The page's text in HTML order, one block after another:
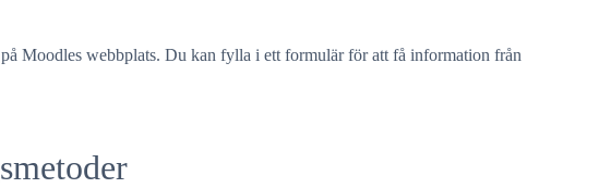
Moodles webbplats. Du kan fylla i ett formulär för att få information från